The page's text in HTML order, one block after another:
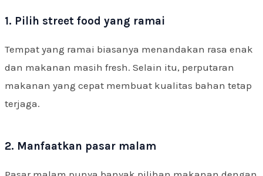
1. Pilih street food yang ramai
Tempat yang ramai biasanya menandakan rasa enak
dan makanan masih fresh. Selain itu, perputaran
makanan yang cepat membuat kualitas bahan tetap
terjaga.
2. Manfaatkan pasar malam